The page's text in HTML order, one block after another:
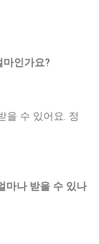
인가요?
을 수 있어요. 정
마나 받을 수 있나